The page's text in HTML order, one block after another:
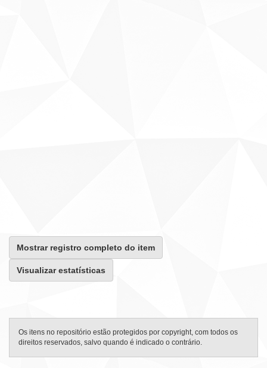
Mostrar registro completo do item
Visualizar estatísticas
Os itens no repositório estão protegidos por copyright, com todos os
direitos reservados, salvo quando é indicado o contrário.